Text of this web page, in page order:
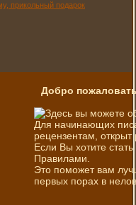
Добро
Здесь вы можете
Для начинающих
рецензентам, открыт
Если Вы хотите
Правилами.
Это поможет вам
первых порах в